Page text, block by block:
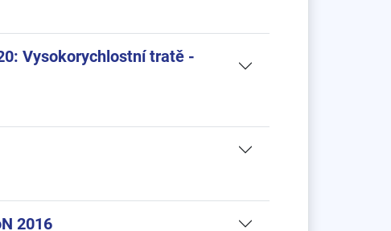
Vysokorychlostní tratě -
2016